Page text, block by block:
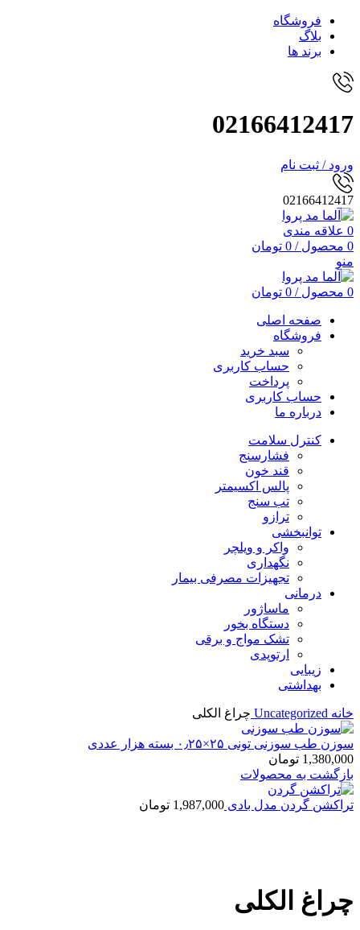
فروشگاه
بلاگ
برند ها
02166412417
ورود / ثبت نام
02166412417
0 علاقه مندی
0 محصول /
0 تومان
منو
0 محصول /
0 تومان
صفحه اصلی
فروشگاه
سبد خرید
حساب کاربری
پرداخت
حساب کاربری
درباره ما
کنترل سلامت
فشارسنج
قند خون
پالس اکسیمتر
تب سنج
ترازو
توانبخشی
واکر و ویلچر
نگهداری
تجهیزات مصرفی بیمار
درمانی
ماساژور
دستگاه بخور
تشک مواج و برقی
ارتوپدی
زیبایی
بهداشتی
خانه Uncategorized چراغ الکلی
سوزن طب سوزنی تونی ۲۵×۰٫۲۵ بسته هزار عددی
1,380,000 تومان
بازگشت به محصولات
تراکشن گردن مدل بادی 1,987,000 تومان
چراغ الکلی